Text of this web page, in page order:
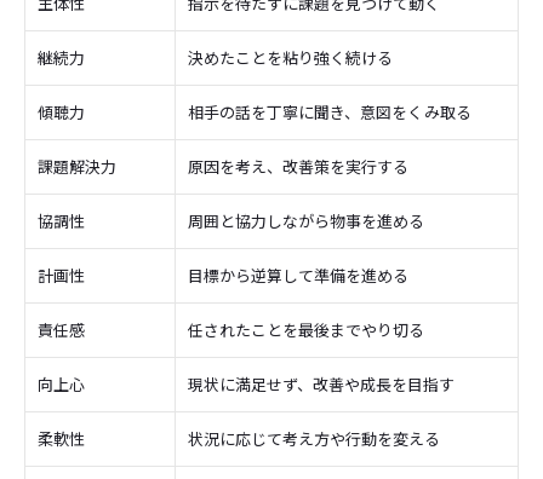
継続力 決めたことを粘り強く続ける
傾聴力 相手の話を丁寧に聞き、意図をくみ取る
課題解決力 原因を考え、改善策を実行する
協調性 周囲と協力しながら物事を進める
計画性 目標から逆算して準備を進める
責任感 任されたことを最後までやり切る
向上心 現状に満足せず、改善や成長を目指す
柔軟性 状況に応じて考え方や行動を変える